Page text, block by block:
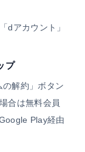
dアカウント」
プ
解約」ボタン
合は無料会員
Play経由